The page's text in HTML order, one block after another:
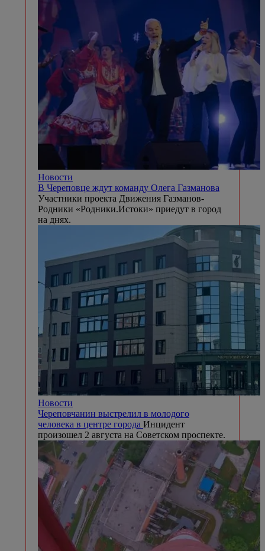
Новости
В Череповце ждут команду Олега Газманова
Участники проекта Движения Газманов-
Родники «Родники.Истоки» приедут в город
на днях.
Новости
Череповчанин выстрелил в молодого
человека в центре города Инцидент
произошел 2 августа на Советском проспекте.